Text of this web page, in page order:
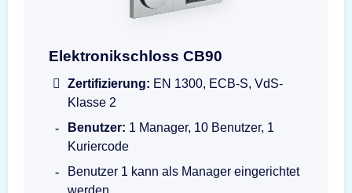
Darstellung der Eingabeeinheit CB90
Elektronikschloss CB90
Zertifizierung: EN 1300, ECB-S, VdS-
Klasse 2
Benutzer: 1 Manager, 10 Benutzer, 1
Kuriercode
Benutzer 1 kann als Manager eingerichtet
werden